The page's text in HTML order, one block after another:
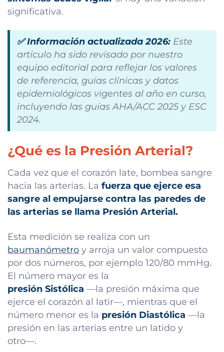
significativa.
✅ Información actualizada 2026: Este
artículo ha sido revisado por nuestro
equipo editorial para reflejar los valores
de referencia, guías clínicas y datos
epidemiológicos vigentes al año en curso,
incluyendo las guías AHA/ACC 2025 y ESC
2024.
¿Qué es la Presión Arterial?
Cada vez que el corazón late, bombea sangre
hacia las arterias. La fuerza que ejerce esa
sangre al empujarse contra las paredes de
las arterias se llama Presión Arterial.
Esta medición se realiza con un
baumanómetro y arroja un valor compuesto
por dos números, por ejemplo 120/80 mmHg.
El número mayor es la
presión Sistólica —la presión máxima que
ejerce el corazón al latir—, mientras que el
número menor es la presión Diastólica —la
presión en las arterias entre un latido y
otro—.